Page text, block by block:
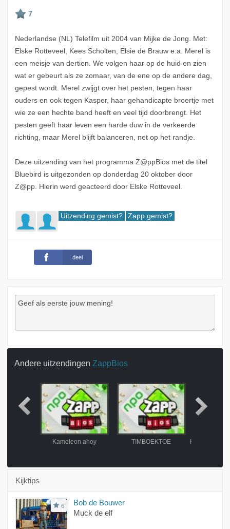
Nederlandse (NL) Telefilm uit 2004 van Mijke de Jong. Met:
Elske Rotteveel, Kees Scholten, Elsie de Brauw e.a. Merel is
een meisje van dertien. We volgen haar op de huid en zien
wat er gebeurt als ze zomaar, van de ene op de andere dag,
gepest wordt. Merel zwijgt over het pesten, tegen haar
ouders en ook tegen Kasper, haar gehandicapte broertje met
wie ze een hechte band heeft en veel tijd doorbrengt. Het
pesten geeft haar leven een harde duw in de verkeerde
richting, maar Merel blijft balanceren, net op het randje.
Deze uitzending van het programma Z@ppBios met de titel
Bluebird is uitgezonden op donderdag 20 oktober door
Z@pp. Hierin werd geacteerd door Elske Rotteveel.
Uitzending gemist? Zapp gemist?
deel
Andere uitzendingen ZappBios
Kameleon ahoy TIMBOEKTOE
Kijktips
6
Bob de Bouwer
Muck de elf